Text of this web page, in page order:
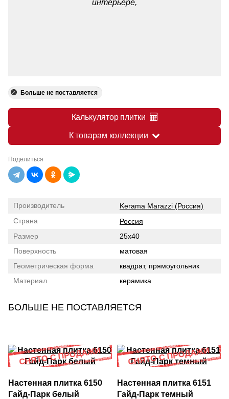
Больше не поставляется
Калькулятор плитки
К товарам коллекции
Поделиться
Производитель
Kerama Marazzi (Россия)
Страна
Россия
Размер
25x40
Поверхность
матовая
Геометрическая форма
квадрат, прямоугольник
Материал
керамика
БОЛЬШЕ НЕ ПОСТАВЛЯЕТСЯ
Настенная плитка 6150
Гайд-Парк белый
Настенная плитка 6151
Гайд-Парк темный